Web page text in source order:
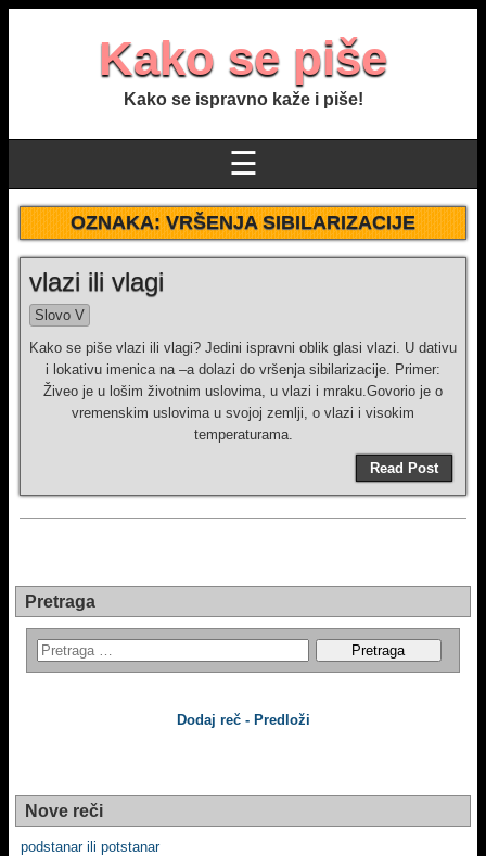
Kako se piše
Kako se ispravno kaže i piše!
☰
OZNAKA:VRŠENJA SIBILARIZACIJE
vlazi ili vlagi
Slovo V
Kako se piše vlazi ili vlagi? Jedini ispravni oblik glasi vlazi. U dativu
i lokativu imenica na –a dolazi do vršenja sibilarizacije. Primer:
Živeo je u lošim životnim uslovima, u vlazi i mraku.Govorio je o
vremenskim uslovima u svojoj zemlji, o vlazi i visokim
temperaturama.
Read Post
Pretraga
Dodaj reč - Predloži
Nove reči
podstanar ili potstanar